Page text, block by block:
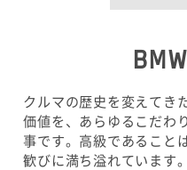
BMW
クルマの歴史を変えてき
価値を、あらゆるこだわ
事です。高級であること
歓びに満ち溢れています。